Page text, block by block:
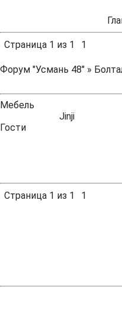
Страница 1 из 1 1
Форум "Усмань 48" »
Мебель
Jinji
Гости
Страница 1 из 1 1